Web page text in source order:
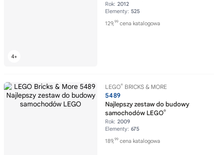
Rok: 2012
Elementy: 525
129,99 cena katalogowa
LEGO® BRICKS & MORE
5489
Najlepszy zestaw do budowy
samochodów LEGO®
Rok: 2009
Elementy: 675
189,99 cena katalogowa